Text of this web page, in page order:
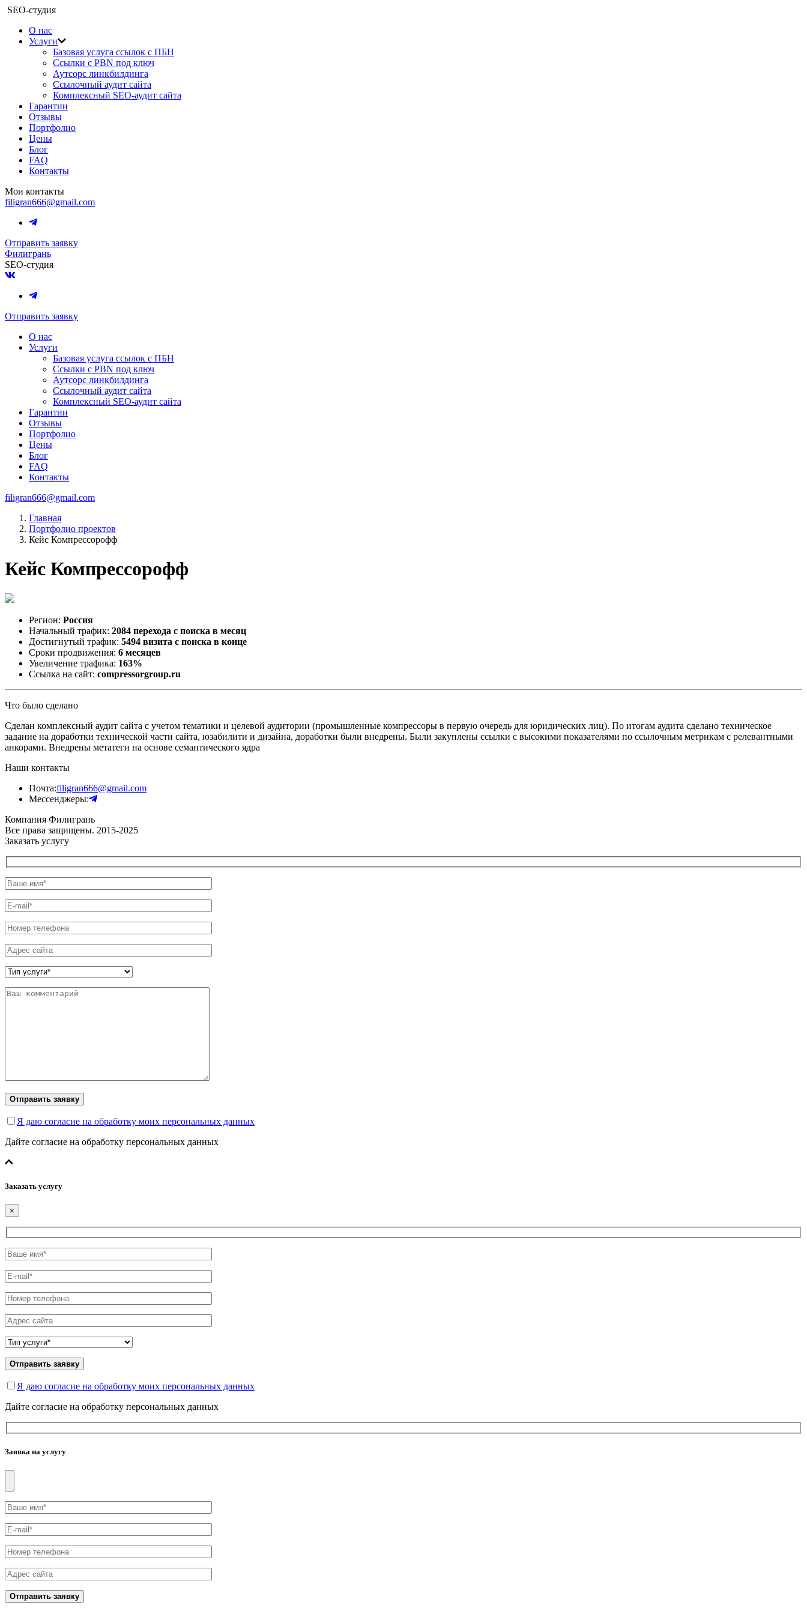
SEO-студия
О нас
Услуги
Базовая услуга ссылок с ПБН
Ссылки с PBN под ключ
Аутсорс линкбилдинга
Ссылочный аудит сайта
Комплексный SEO-аудит сайта
Гарантии
Отзывы
Портфолио
Цены
Блог
FAQ
Контакты
Мои контакты
filigran666@gmail.com
Отправить заявку
Филигрань
SEO-студия
Отправить заявку
О нас
Услуги
Базовая услуга ссылок с ПБН
Ссылки с PBN под ключ
Аутсорс линкбилдинга
Ссылочный аудит сайта
Комплексный SEO-аудит сайта
Гарантии
Отзывы
Портфолио
Цены
Блог
FAQ
Контакты
filigran666@gmail.com
Главная
Портфолио проектов
Кейс Компрессорофф
Кейс Компрессорофф
Регион: Россия
Начальный трафик: 2084 перехода с поиска в месяц
Достигнутый трафик: 5494 визита с поиска в конце
Сроки продвижения: 6 месяцев
Увеличение трафика: 163%
Ссылка на сайт: compressorgroup.ru
Что было сделано
Сделан комплексный аудит сайта с учетом тематики и целевой аудитории (промышленные компрессоры в первую очередь для юридических лиц). По итогам аудита сделано техническое
задание на доработки технической части сайта, юзабилити и дизайна, доработки были внедрены. Были закуплены ссылки с высокими показателями по ссылочным метрикам с релевантными
анкорами. Внедрены метатеги на основе семантического ядра
Наши контакты
Почта:filigran666@gmail.com
Мессенджеры:
Компания Филигрань
Все права защищены. 2015-2025
Заказать услугу
Отправить заявку
Я даю согласие на обработку моих персональных данных
Дайте согласие на обработку персональных данных
Заказать услугу
×
Отправить заявку
Я даю согласие на обработку моих персональных данных
Дайте согласие на обработку персональных данных
Заявка на услугу
Отправить заявку